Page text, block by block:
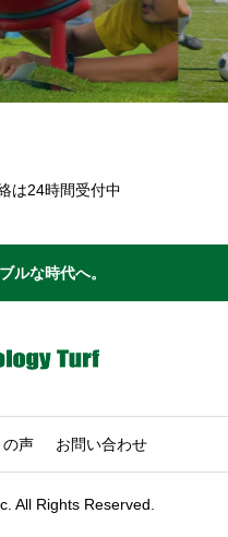
は24時間受付中
ルな時代へ。
の声 お問い合わせ
All Rights Reserved.